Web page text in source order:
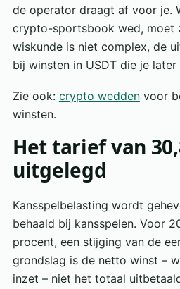
de operator draagt af voor je.
crypto-sportsbook wed, moet
wiskunde is niet complex, de
bij winsten in USDT die je
Zie ook: crypto weddenvoor
winsten.
Het tarief van
uitgelegd
Kansspelbelasting wordt
behaald bij kansspelen. Voor
procent, een stijging van de
grondslag is de netto winst –
inzet – niet het totaal